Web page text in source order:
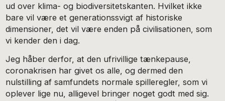
ud over klima- og biodiversitetskanten. Hvilket ikke
bare vil være et generationssvigt af historiske
dimensioner, det vil være enden på civilisationen, som
vi kender den i dag.
Jeg håber derfor, at den ufrivillige tænkepause,
coronakrisen har givet os alle, og dermed den
nulstilling af samfundets normale spilleregler, som vi
oplever lige nu, alligevel bringer noget godt med sig.